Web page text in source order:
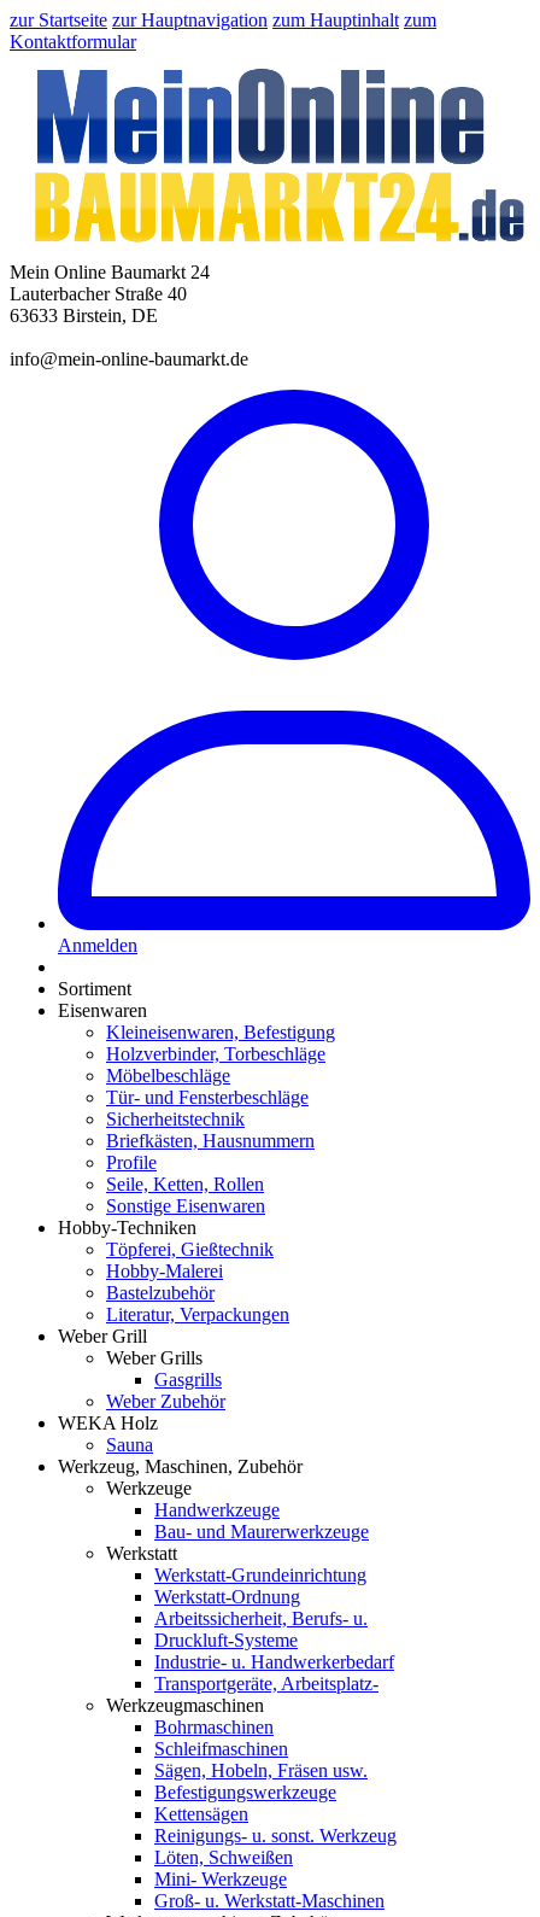
zur Startseite zur Hauptnavigation zum Hauptinhalt zum
Kontaktformular
Mein Online Baumarkt 24
Lauterbacher Straße 40
63633 Birstein, DE
info@mein-online-baumarkt.de
Anmelden
Sortiment
Eisenwaren
Kleineisenwaren, Befestigung
Holzverbinder, Torbeschläge
Möbelbeschläge
Tür- und Fensterbeschläge
Sicherheitstechnik
Briefkästen, Hausnummern
Profile
Seile, Ketten, Rollen
Sonstige Eisenwaren
Hobby-Techniken
Töpferei, Gießtechnik
Hobby-Malerei
Bastelzubehör
Literatur, Verpackungen
Weber Grill
Weber Grills
Gasgrills
Weber Zubehör
WEKA Holz
Sauna
Werkzeug, Maschinen, Zubehör
Werkzeuge
Handwerkzeuge
Bau- und Maurerwerkzeuge
Werkstatt
Werkstatt-Grundeinrichtung
Werkstatt-Ordnung
Arbeitssicherheit, Berufs- u.
Druckluft-Systeme
Industrie- u. Handwerkerbedarf
Transportgeräte, Arbeitsplatz-
Werkzeugmaschinen
Bohrmaschinen
Schleifmaschinen
Sägen, Hobeln, Fräsen usw.
Befestigungswerkzeuge
Kettensägen
Reinigungs- u. sonst. Werkzeug
Löten, Schweißen
Mini- Werkzeuge
Groß- u. Werkstatt-Maschinen